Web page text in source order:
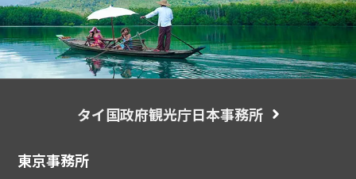
タイ国政府観光庁日本事務所
東京事務所